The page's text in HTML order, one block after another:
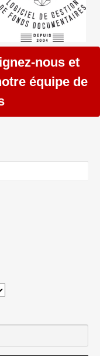
nous et
équipe de